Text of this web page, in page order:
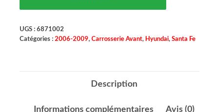
UGS : 6871002
Catégories : 2006-2009, Carrosserie Avant, Hyundai, Santa Fe
Description
Informations complémentaires Avis (0)